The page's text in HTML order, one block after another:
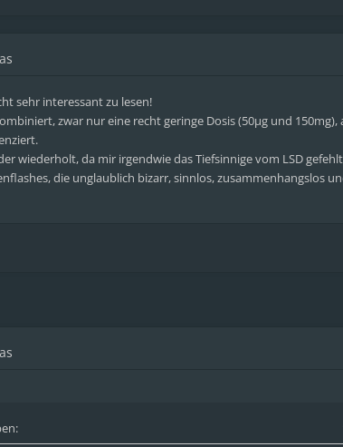
sehr interessant zu lesen!
zwar nur eine recht geringe Dosis (50µg und
wiederholt, da mir irgendwie das Tiefsinnige vom LSD
die unglaublich bizarr, sinnlos, zusammenhangslos